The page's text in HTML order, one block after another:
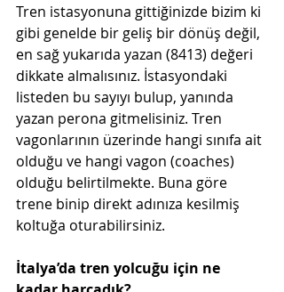
Tren istasyonuna gittiğinizde bizim ki
gibi genelde bir geliş bir dönüş değil,
en sağ yukarıda yazan (8413) değeri
dikkate almalısınız. İstasyondaki
listeden bu sayıyı bulup, yanında
yazan perona gitmelisiniz. Tren
vagonlarının üzerinde hangi sınıfa ait
olduğu ve hangi vagon (coaches)
olduğu belirtilmekte. Buna göre
trene binip direkt adınıza kesilmiş
koltuğa oturabilirsiniz.
İtalya’da tren yolcuğu için ne